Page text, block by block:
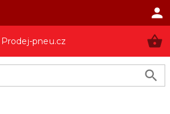
Prodej-pneu.cz